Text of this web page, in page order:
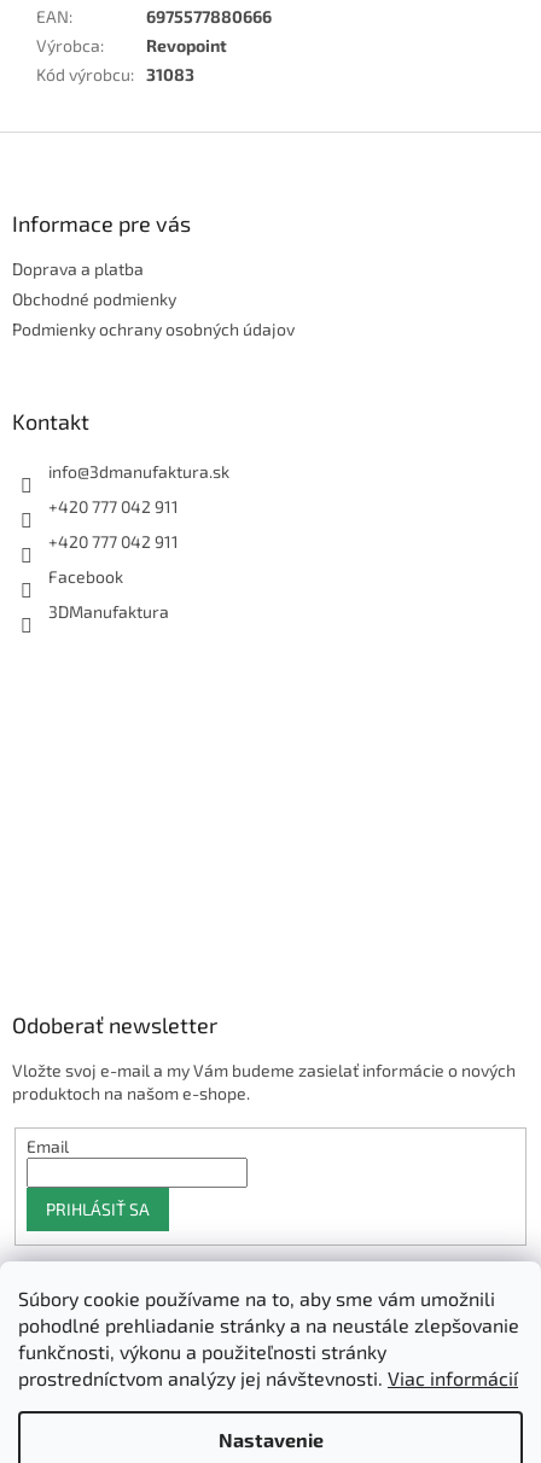
Súbory cookie používame na to, aby sme vám umožnili
pohodlné prehliadanie stránky a na neustále zlepšovanie
funkčnosti, výkonu a použiteľnosti stránky
prostredníctvom analýzy jej návštevnosti. Viac informácií
Nastavenie
EAN:
6975577880666
Výrobca:
Revopoint
Kód výrobcu: 31083
Informace pre vás
Doprava a platba
Obchodné podmienky
Podmienky ochrany osobných údajov
Kontakt
info@3dmanufaktura.sk
+420 777 042 911
+420 777 042 911
Facebook
3DManufaktura
Odoberať newsletter
Vložte svoj e-mail a my Vám budeme zasielať informácie o nových
produktoch na našom e-shope.
Email
PRIHLÁSIŤ SA
Shoptet.sk